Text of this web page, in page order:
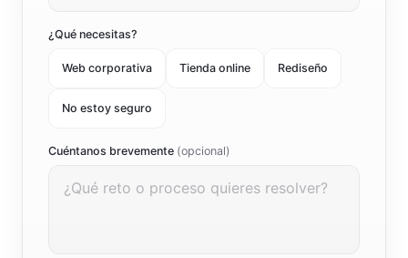
¿Qué necesitas?
Web corporativa Tienda online Rediseño
No estoy seguro
Cuéntanos brevemente (opcional)